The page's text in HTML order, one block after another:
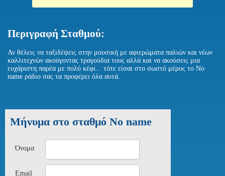
Περιγραφή Σταθμού:
Αν θέλεις να ταξιδέψεις στην μουσική με αφιερώματα παλιών και νέων
καλλιτεχνών ακούγοντας τραγούδια τους αλλά και να ακούσεις μια
ευχάριστη παρέα με πολύ κέφι... τότε είσαι στο σωστό μέρος το No
name ράδιο σας τα προφέρει όλα αυτά.
Μήνυμα στο σταθμό No name
Όνομα
Email